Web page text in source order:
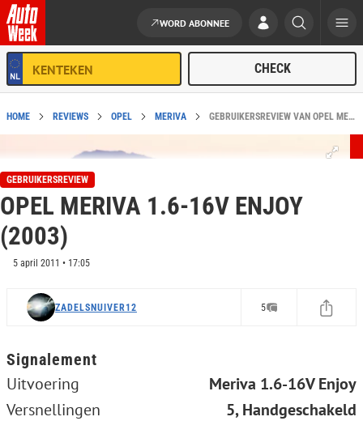
Ga naar de inhoud
WORD ABONNEE
HOME REVIEWS OPEL MERIVA GEBRUIKERSREVIEW VAN OPEL MERIVA 1.6-16V ENJOY (2003)
GEBRUIKERSREVIEW
OPEL MERIVA 1.6-16V ENJOY
(2003)
5 april 2011 • 17:05
ZADELSNUIVER12 5
Signalement
Uitvoering
Meriva 1.6-16V Enjoy
Versnellingen
5, Handgeschakeld